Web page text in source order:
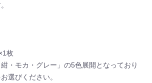
枚
・モカ・グレー」の5色展開となっており
選びください。